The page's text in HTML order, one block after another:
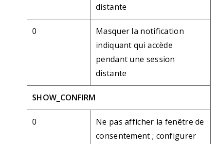
distante
0
Masquer la notification
indiquant qui accède
pendant une session
distante
SHOW_CONFIRM
0
Ne pas afficher la fenêtre de
consentement ; configurer